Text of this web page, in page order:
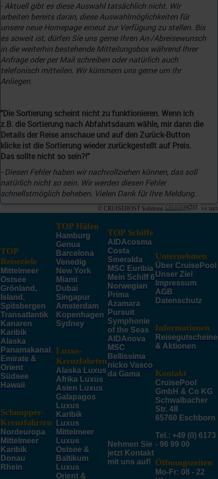
- Aktuell gibt es diese Auswahl tatsächlich nicht. Wir
arbeiten bereits daran, diese Auswahlmöglichkeiten für
unsere neue Homepage erneut zur Verfügung zu stellen. Bis
es soweit ist, dürfen Sie uns gerne Ihren An-/Abreisewunsch
in die weiterhin bestehende Mitteilungsbox während Ihrer
Anfrage oder per Mail schreiben oder natürlich auch
telefonisch mitteilen. Wir kümmern uns gerne um Ihr
Anliegen.
"Die Sortierung scheint nicht zu funktionieren. Wenn ich
z.B. die Sortierung nach Abfahrtsdaum wähle, mir dann die
Details der Reise anschaue und auf den Zurück-Button
klicke ist die Sortierung wieder zurückgestellt auf Preis.
Das sollte nicht so sein?!"
- Diesen Fehler haben wir nachvollziehen können, das soll
natürlich nicht so sein. Wir werden diesen Fehler
schnellstmöglich beheben. Vielen Dank für Ihre Meldung.
© CRUISEHOST Solutions V4.1663
TOP
Reiseziele
Mittelmeer
Ostsee
Grönland,
Island,
Spitsbergen
Transatlantik
Kanaren
Karibik
Alaska
Panamakanal
Emirate &
Orient
Südsee
Hawaii
Schnupper-
Kreuzfahrten
Nordeuropa
Mittelmeer
Karibik
Donau
Rhein
TOP Häfen
Hamburg
Genua
Barcelona
Venedig
New York
Miami
Dubai
Singapur
Amsterdam
Kopenhagen
Sydney
Luxus-
Kreuzfahrten
Alaska Luxus
Afrika Luxus
Asien Luxus
Galapagos
Luxus
Karibik
Luxus
Mittelmeer
Luxus
Ostsee &
Baltikum
Luxus
Orient &
TOP Schiffe
AIDAcosma
Costa
Smeralda
MSC Euribia
Mein Schiff 6
Norwegian
Prima
Azamara
Pursuit
Symphonie
of the Seas
AIDAnova
MSC
Bellissima
nicko Vasco
da Gama
Nehmen Sie
jetzt Kontakt
mit uns auf!
Unternehmen
Über CruisePool
Unser Ziel
Impressum
AGB
Datenschutz
Informationen
Reisegutscheine
& Aktionen
Kontakt
CruisePool
GmbH & Co KG
Schwalbacher
Str. 48
65760 Eschborn
Tel.: +49 (0) 6173
- 96 99 00
Öffnungszeiten
Mo-Fr: 08 - 22